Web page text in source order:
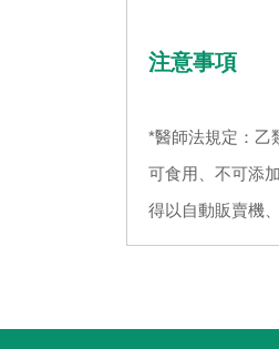
注意事項
*醫師法規定：乙
可食用、不可添
得以自動販賣機